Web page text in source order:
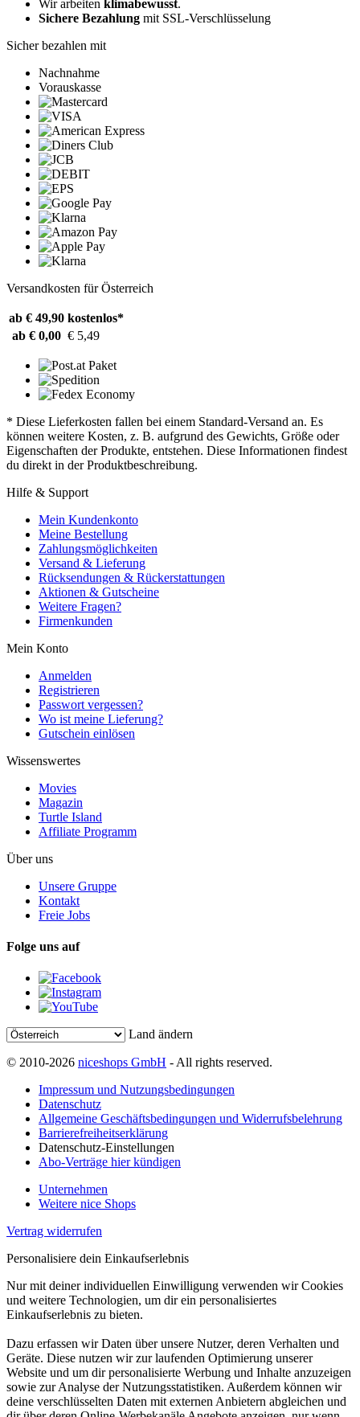
Wir arbeiten klimabewusst.
Sichere Bezahlung mit SSL-Verschlüsselung
Sicher bezahlen mit
Nachnahme
Vorauskasse
Versandkosten für Österreich
ab € 49,90 kostenlos*
ab € 0,00 € 5,49
* Diese Lieferkosten fallen bei einem Standard-Versand an. Es
können weitere Kosten, z. B. aufgrund des Gewichts, Größe oder
Eigenschaften der Produkte, entstehen. Diese Informationen findest
du direkt in der Produktbeschreibung.
Hilfe & Support
Mein Kundenkonto
Meine Bestellung
Zahlungsmöglichkeiten
Versand & Lieferung
Rücksendungen & Rückerstattungen
Aktionen & Gutscheine
Weitere Fragen?
Firmenkunden
Mein Konto
Anmelden
Registrieren
Passwort vergessen?
Wo ist meine Lieferung?
Gutschein einlösen
Wissenswertes
Movies
Magazin
Turtle Island
Affiliate Programm
Über uns
Unsere Gruppe
Kontakt
Freie Jobs
Folge uns auf
Land ändern
© 2010-2026 niceshops GmbH - All rights reserved.
Impressum und Nutzungsbedingungen
Datenschutz
Allgemeine Geschäftsbedingungen und Widerrufsbelehrung
Barrierefreiheitserklärung
Datenschutz-Einstellungen
Abo-Verträge hier kündigen
Unternehmen
Weitere nice Shops
Vertrag widerrufen
Personalisiere dein Einkaufserlebnis
Nur mit deiner individuellen Einwilligung verwenden wir Cookies
und weitere Technologien, um dir ein personalisiertes
Einkaufserlebnis zu bieten.
Dazu erfassen wir Daten über unsere Nutzer, deren Verhalten und
Geräte. Diese nutzen wir zur laufenden Optimierung unserer
Website und um dir personalisierte Werbung und Inhalte anzuzeigen
sowie zur Analyse der Nutzungsstatistiken. Außerdem können wir
deine verschlüsselten Daten mit externen Anbietern abgleichen und